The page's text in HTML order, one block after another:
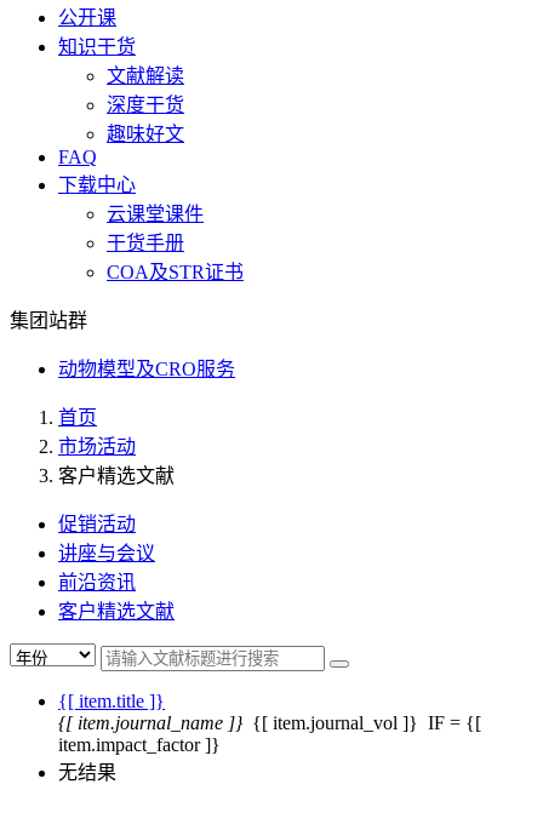
公开课
知识干货
文献解读
深度干货
趣味好文
FAQ
下载中心
云课堂课件
干货手册
COA及STR证书
集团站群
动物模型及CRO服务
首页
市场活动
客户精选文献
促销活动
讲座与会议
前沿资讯
客户精选文献
{[ item.title ]}
{[ item.journal_name ]}{[ item.journal_vol ]} IF = {[
item.impact_factor ]}
无结果